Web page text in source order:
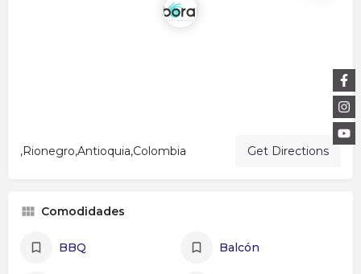
,Rionegro,Antioquia,Colombia Get Directions
Comodidades
BBQ Balcón